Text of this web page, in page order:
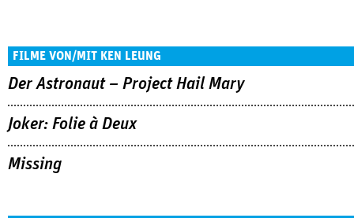
FILME VON/MIT KEN LEUNG
Der Astronaut – Project Hail Mary
Joker: Folie à Deux
Missing